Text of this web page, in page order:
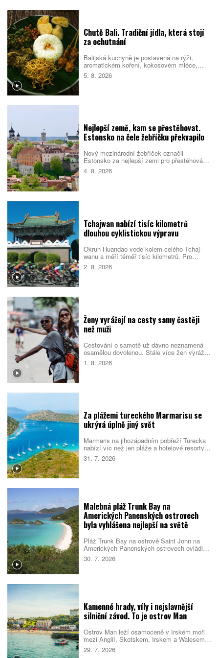
Chutě Bali. Tradiční jídla, která stojí
za ochutnání
Balijská kuchyně je postavená na rýži,
aromatickém koření, kokosovém mléce,
chilli a pomalé přípravě masa. Na jídelních
lístcích se střídají pečené vepřové,
5. 8. 2026
Nejlepší země, kam se přestěhovat.
Estonsko na čele žebříčku překvapilo
Nový mezinárodní žebříček označil
Estonsko za nejlepší zemi pro přestěhování
v roce 2026. Pobaltský stát se umístil před
Singapurem i Malajsií díky kombinaci
4. 8. 2026
Tchajwan nabízí tisíc kilometrů
dlouhou cyklistickou výpravu
Okruh Huandao vede kolem celého Tchaj-
wanu a měří téměř tisíc kilometrů. Pro
místní představuje oblíbený přechodový
rituál, turistům zase ukazuje odlehlé pobřeží,
2. 8. 2026
Ženy vyrážejí na cesty samy častěji
než muži
Cestování o samotě už dávno neznamená
osamělou dovolenou. Stále více žen vyráží
do světa bez partnera či rodiny, zároveň ale
vyhledává malé skupiny stejně naladěných
1. 8. 2026
Za plážemi tureckého Marmarisu se
ukrývá úplně jiný svět
Marmaris na jihozápadním pobřeží Turecka
nabízí víc než jen pláže a hotelové resorty.
Město obklopují borové lesy, zátoky s
průzračnou vodou i pozůstatky dávných
31. 7. 2026
Malebná pláž Trunk Bay na
Amerických Panenských ostrovech
byla vyhlášena nejlepší na světě
Pláž Trunk Bay na ostrově Saint John na
Amerických Panenských ostrovech ovládla
žebříček nejlepších pláží světa pro rok 2026.
Rozhodla kombinace bílého písku, průzračné
30. 7. 2026
Kamenné hrady, víly i nejslavnější
silniční závod. To je ostrov Man
Ostrov Man leží osamoceně v Irském moři
mezi Anglií, Skotskem, Irskem a Walesem.
Nabízí dramatické pobřeží, zelená údolí,
staré hrady i příběhy o vílách a přízracích.
29. 7. 2026